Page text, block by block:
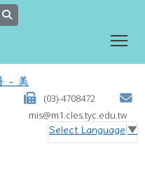
(03)-4708472
mis@m1.cles.tyc.edu.tw
Select Language ▼